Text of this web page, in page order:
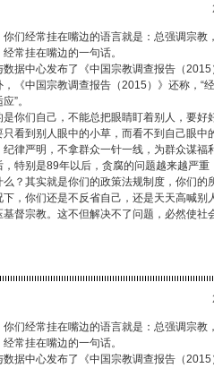
们经常挂在嘴边的语言就是：总强调宗教
常挂在嘴边的一句话。
据中心发布了《中国宗教调查报告（
《中国宗教调查报告（2015）》还称，“
”。
你们自己，不能总把眼睛盯着别人，要好
看到别人眼中的小草，而看不到自己眼中
律严明，不拿群众一针一线，为群众谋福
特别是89年以后，贪腐的问题越来越严
？其实就是你们的政策法规制度，你们的
，你们还是不反省自己，还是天天高喊别
督宗教。这不但解决不了问题，必然使社
们经常挂在嘴边的语言就是：总强调宗教
常挂在嘴边的一句话。
据中心发布了《中国宗教调查报告（